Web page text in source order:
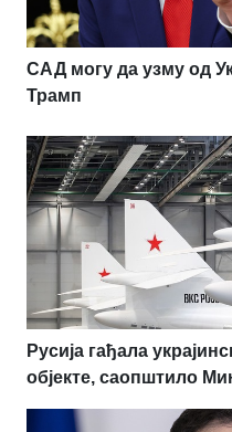
САД могу да узму од
Трамп
Русија гађала
објекте, саопштило